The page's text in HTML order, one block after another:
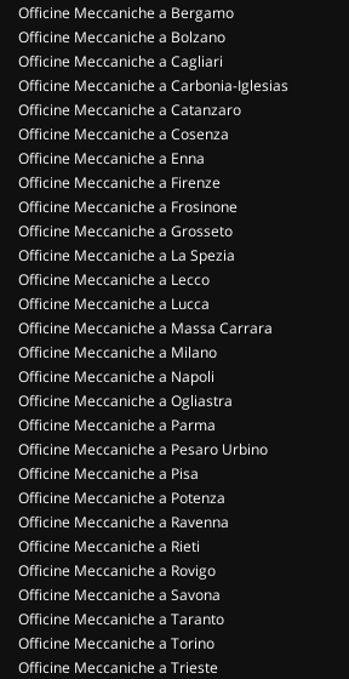
Officine Meccaniche a Bergamo
Officine Meccaniche a Bolzano
Officine Meccaniche a Cagliari
Officine Meccaniche a Carbonia-Iglesias
Officine Meccaniche a Catanzaro
Officine Meccaniche a Cosenza
Officine Meccaniche a Enna
Officine Meccaniche a Firenze
Officine Meccaniche a Frosinone
Officine Meccaniche a Grosseto
Officine Meccaniche a La Spezia
Officine Meccaniche a Lecco
Officine Meccaniche a Lucca
Officine Meccaniche a Massa Carrara
Officine Meccaniche a Milano
Officine Meccaniche a Napoli
Officine Meccaniche a Ogliastra
Officine Meccaniche a Parma
Officine Meccaniche a Pesaro Urbino
Officine Meccaniche a Pisa
Officine Meccaniche a Potenza
Officine Meccaniche a Ravenna
Officine Meccaniche a Rieti
Officine Meccaniche a Rovigo
Officine Meccaniche a Savona
Officine Meccaniche a Taranto
Officine Meccaniche a Torino
Officine Meccaniche a Trieste